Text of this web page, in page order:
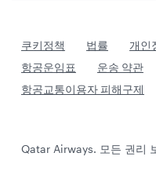
쿠키정책 법률 개인
항공운임표
운송 약관
항공교통이용자 피해구제
Qatar Airways. 모든 권리